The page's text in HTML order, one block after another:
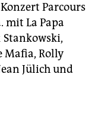
Parcours
mit La Papa
Stankowski,
Mafia, Rolly
Jülich und